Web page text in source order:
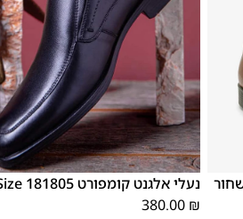
47
48
נעלי אלגנט קומפורט 181805 Big Size שחור
380.00 ₪